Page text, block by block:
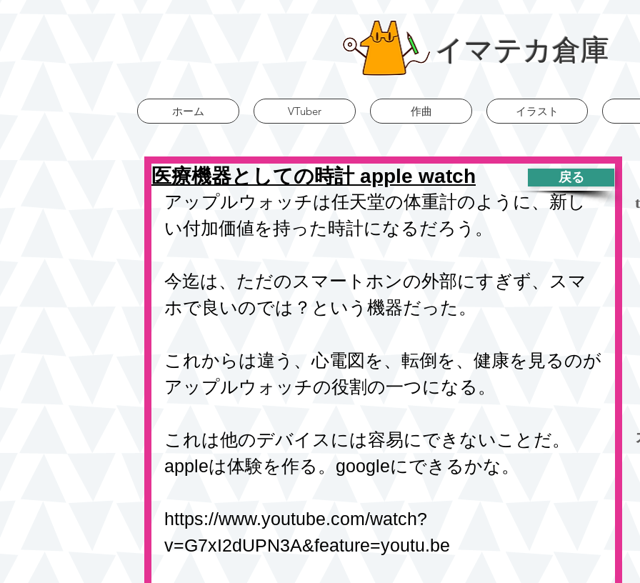
イマテカ倉庫
ホーム VTuber 作曲 イラスト
医療機器としての時計 apple watch
アップルウォッチは任天堂の体重計のように、新し
い付加価値を持った時計になるだろう。
今迄は、ただのスマートホンの外部にすぎず、スマ
ホで良いのでは？という機器だった。
これからは違う、心電図を、転倒を、健康を見るのが
アップルウォッチの役割の一つになる。
これは他のデバイスには容易にできないことだ。
appleは体験を作る。googleにできるかな。
https://www.youtube.com/watch?
v=G7xI2dUPN3A&feature=youtu.be
戻る